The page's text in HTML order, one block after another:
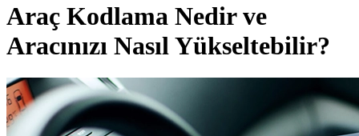
Araç Kodlama Nedir ve
Aracınızı Nasıl Yükseltebilir?